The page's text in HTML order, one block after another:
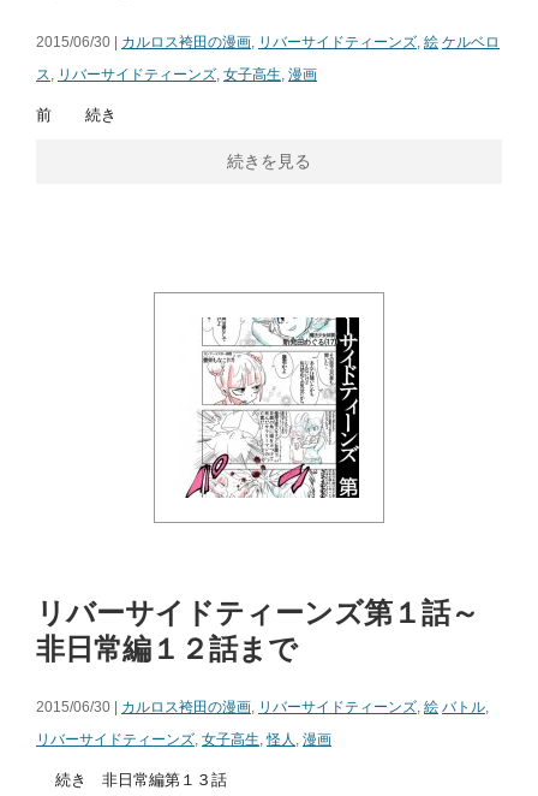
2015/06/30 | カルロス袴田の漫画 リバーサイドティーンズ 絵 ケルベロ
ス
リバーサイドティーンズ 女子高生 漫画
前 続き
続きを見る
リバーサイドティーンズ第１話～
非日常編１２話まで
2015/06/30 | カルロス袴田の漫画 リバーサイドティーンズ 絵 バトル
リバーサイドティーンズ 女子高生 ,怪人 漫画
続き 非日常編第１３話